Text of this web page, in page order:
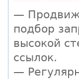
—
подбор
высокой
ссылок.
—